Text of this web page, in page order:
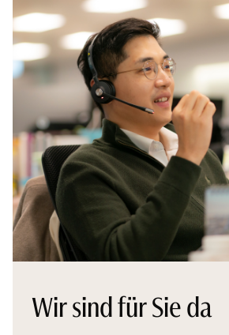
Wir sind für Sie da